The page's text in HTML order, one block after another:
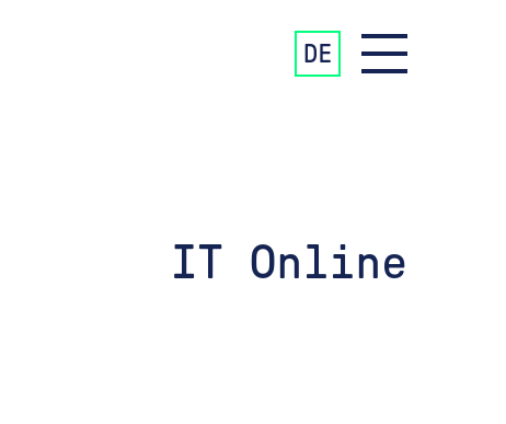
DE
IT Online